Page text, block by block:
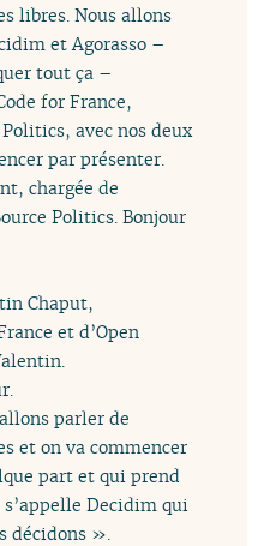
libres. Nous allons
et Agorasso –
tout ça –
for France,
avec nos deux
par présenter.
chargée de
Politics. Bonjour
Chaput,
et d’Open
parler de
et on va commencer
part et qui prend
Decidim qui
décidons ».